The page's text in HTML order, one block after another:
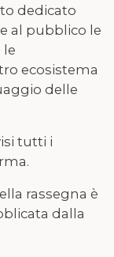
dedicato
al pubblico le
le
ecosistema
delle
tutti i
rassegna è
dalla